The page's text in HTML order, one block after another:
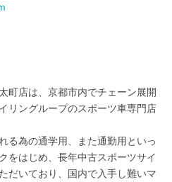
町店は、京都市内でチェーン展開
リングループのスポーツ車専門店
為の通学用、また通勤用といっ
をはじめ、長年中古スポーツサイ
だいており、国内で入手し難いマ